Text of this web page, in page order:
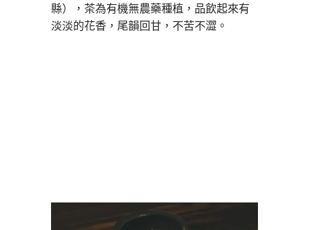
縣），茶為有機無農藥種植，品飲起來有
淡淡的花香，尾韻回甘，不苦不澀。